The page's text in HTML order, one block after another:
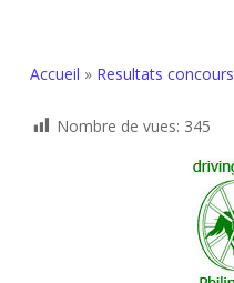
Accueil » Resultats concours
Nombre de vues: 345